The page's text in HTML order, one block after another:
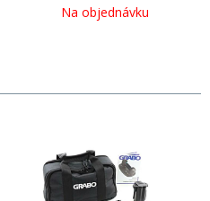
Na objednávku